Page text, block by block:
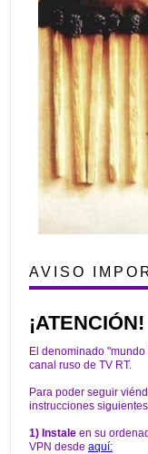
AVISO
¡ATENCIÓN!
El denominado
canal ruso de TV RT.
Para poder seguir
instrucciones
1) Instale en su
VPN desde aquí: